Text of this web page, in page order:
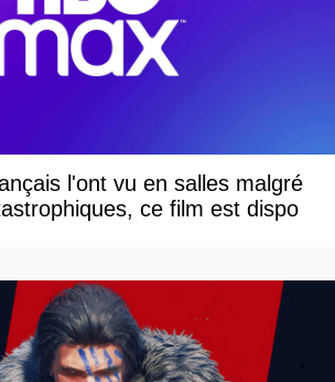
l'ont vu en salles malgré
ce film est dispo